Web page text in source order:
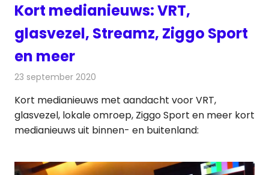
Kort medianieuws: VRT,
glasvezel, Streamz, Ziggo Sport
en meer
23 september 2020
Kort medianieuws met aandacht voor VRT,
glasvezel, lokale omroep, Ziggo Sport en meer kort
medianieuws uit binnen- en buitenland: